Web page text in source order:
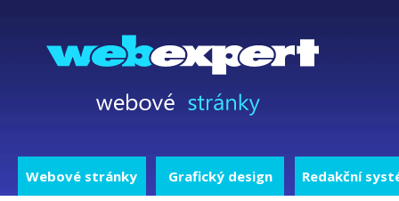
Webové stránky Grafický design Redakční